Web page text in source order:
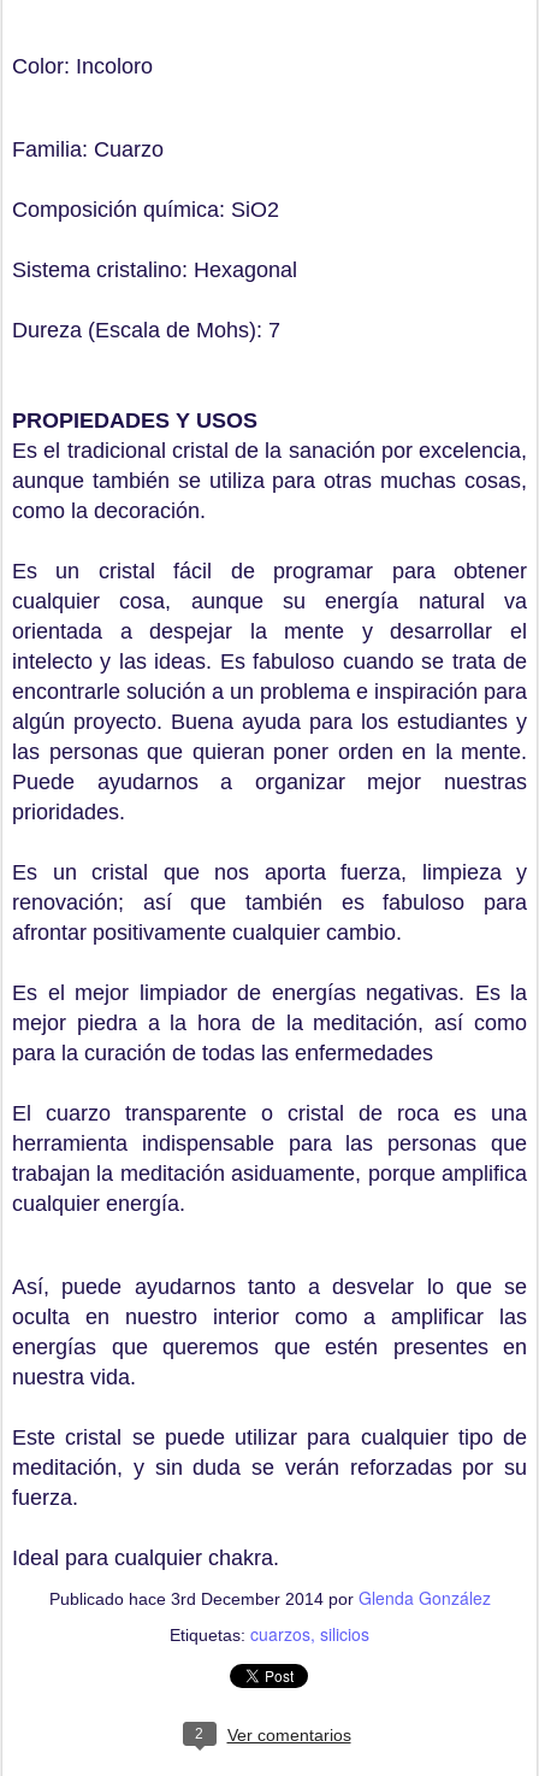
Color: Incoloro
Familia: Cuarzo
Composición química: SiO2
Sistema cristalino: Hexagonal
Dureza (Escala de Mohs): 7
PROPIEDADES Y USOS
Es el tradicional cristal de la sanación por excelencia,
aunque también se utiliza para otras muchas cosas,
como la decoración.
Es un cristal fácil de programar para obtener
cualquier cosa, aunque su energía natural va
orientada a despejar la mente y desarrollar el
intelecto y las ideas. Es fabuloso cuando se trata de
encontrarle solución a un problema e inspiración para
algún proyecto. Buena ayuda para los estudiantes y
las personas que quieran poner orden en la mente.
Puede ayudarnos a organizar mejor nuestras
prioridades.
Es un cristal que nos aporta fuerza, limpieza y
renovación; así que también es fabuloso para
afrontar positivamente cualquier cambio.
Es el mejor limpiador de energías negativas. Es la
mejor piedra a la hora de la meditación, así como
para la curación de todas las enfermedades
El cuarzo transparente o cristal de roca es una
herramienta indispensable para las personas que
trabajan la meditación asiduamente, porque amplifica
cualquier energía.
Así, puede ayudarnos tanto a desvelar lo que se
oculta en nuestro interior como a amplificar las
energías que queremos que estén presentes en
nuestra vida.
Este cristal se puede utilizar para cualquier tipo de
meditación, y sin duda se verán reforzadas por su
fuerza.
Ideal para cualquier chakra.
Publicado hace 3rd December 2014por Glenda González
Etiquetas: cuarzos silicios
2 Ver comentarios